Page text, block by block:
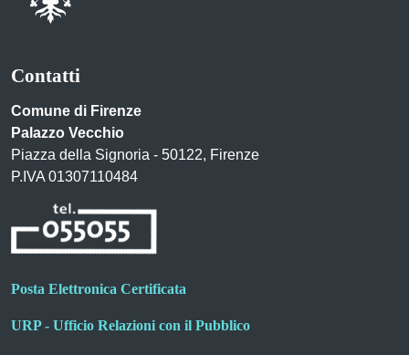
Contatti
Comune di Firenze
Palazzo Vecchio
Piazza della Signoria - 50122, Firenze
P.IVA 01307110484
Posta Elettronica Certificata
URP - Ufficio Relazioni con il Pubblico